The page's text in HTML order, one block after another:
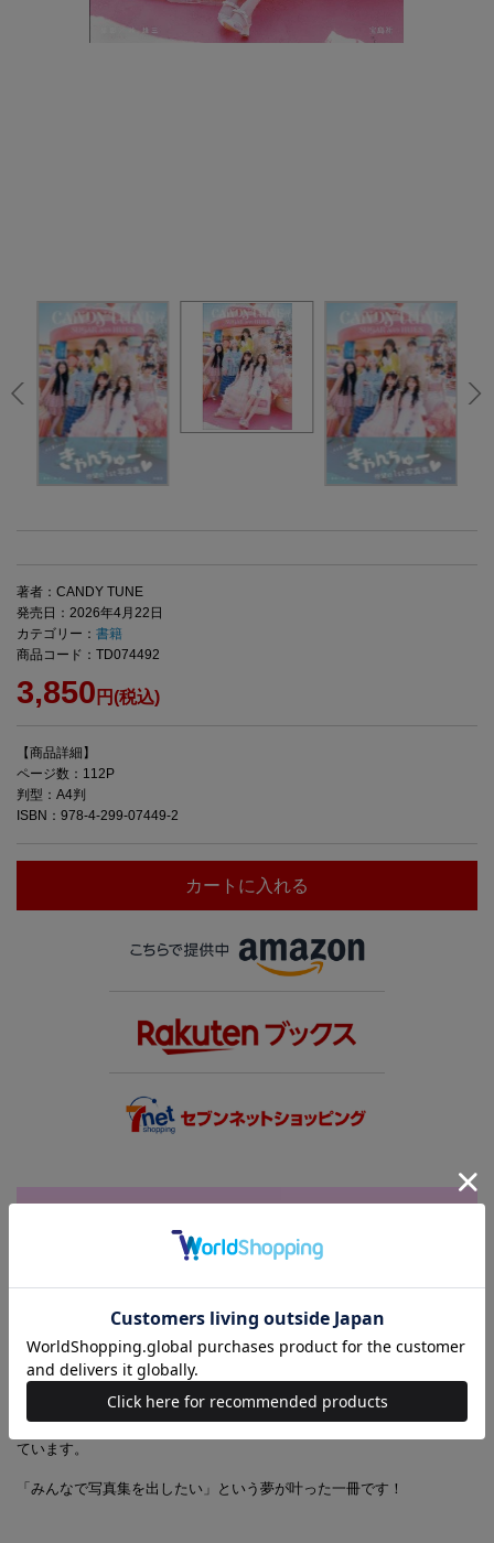
著者：CANDY TUNE
発売日：2026年4月22日
カテゴリー： 書籍
商品コード：TD074492
3,850 円(税込)
【商品詳細】
ページ数：112P
判型：A4判
ISBN：978-4-299-07449-2
カートに入れる
「CANDY TUNE」の結成3周年を記念した初の写真
撮影は、南国に行きたいというメンバーの希望からタイ・バンコクで行
いました。グループ、ユニット、ソロカットを収録し、メンバー間だか
らこそ見られる表情や仲睦まじい様子を堪能できます。
美しいタイの民族衣装や、アイドル姿とはギャップのあるラフな衣装、
ています。
「みんなで写真集を出したい」という夢が叶った一冊です！